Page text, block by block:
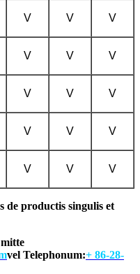
V V V
V V V
V V V
V V V
V V V
de productis singulis et
vel Telephonum:+ 86-28-